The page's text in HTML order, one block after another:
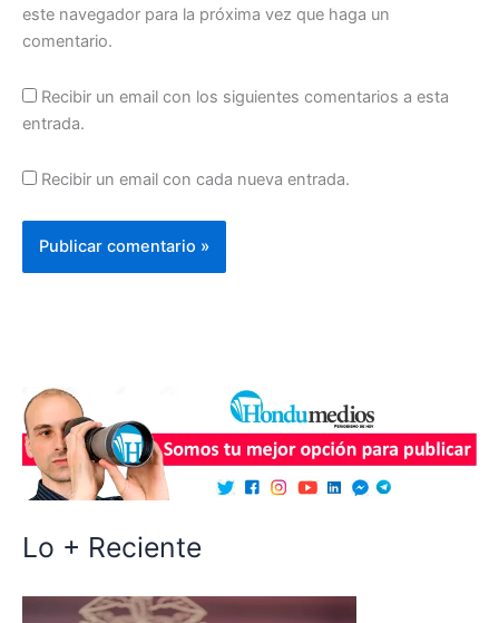
este navegador para la próxima vez que haga un
comentario.
Recibir un email con los siguientes comentarios a esta
entrada.
Recibir un email con cada nueva entrada.
Lo + Reciente